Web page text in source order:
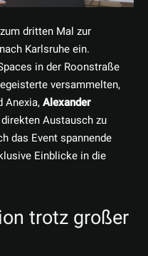
dritten Mal zur
nach Karlsruhe ein.
in der Roonstraße
versammelten,
Anexia,Alexander
Austausch zu
das Event spannende
Einblicke in die
trotz großer